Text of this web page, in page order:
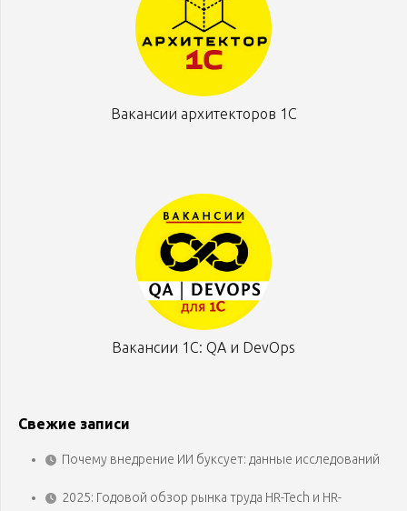
Вакансии архитекторов 1С
Вакансии 1С: QA и DevOps
Свежие записи
Почему внедрение ИИ буксует: данные исследований
2025: Годовой обзор рынка труда HR-Tech и HR-